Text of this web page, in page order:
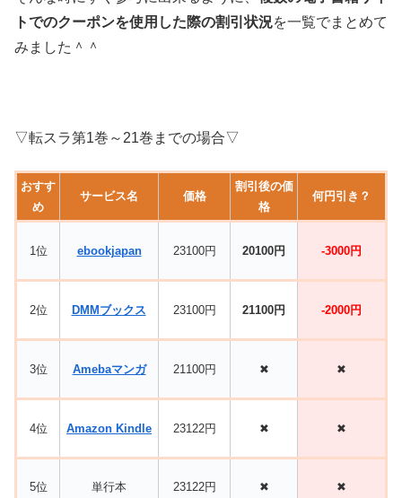
トでのクーポンを使用した際の割引状況を一覧でまとめて
みました＾＾
▽転スラ第1巻～21巻までの場合▽
おすす
め
サービス名 価格
割引後の価
格
何円引き？
1位 ebookjapan 23100円 20100円 -3000円
2位 DMMブックス 23100円 21100円 -2000円
3位 Amebaマンガ 21100円 ✖ ✖
4位 Amazon Kindle 23122円 ✖ ✖
5位 単行本 23122円 ✖ ✖